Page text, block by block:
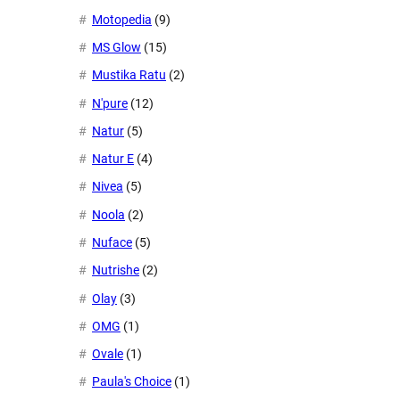
Motopedia (9)
MS Glow (15)
Mustika Ratu (2)
N'pure (12)
Natur (5)
Natur E (4)
Nivea (5)
Noola (2)
Nuface (5)
Nutrishe (2)
Olay (3)
OMG (1)
Ovale (1)
Paula's Choice (1)